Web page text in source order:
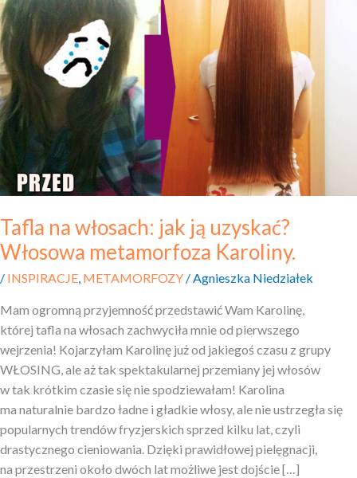
Tafla na włosach: jak ją uzyskać?
Włosowa metamorfoza Karoliny.
/ INSPIRACJE, METAMORFOZY /Agnieszka Niedziałek
Mam ogromną przyjemność przedstawić Wam Karolinę,
której tafla na włosach zachwyciła mnie od pierwszego
wejrzenia! Kojarzyłam Karolinę już od jakiegoś czasu z grupy
WŁOSING, ale aż tak spektakularnej przemiany jej włosów
w tak krótkim czasie się nie spodziewałam! Karolina
ma naturalnie bardzo ładne i gładkie włosy, ale nie ustrzegła się
popularnych trendów fryzjerskich sprzed kilku lat, czyli
drastycznego cieniowania. Dzięki prawidłowej pielęgnacji,
na przestrzeni około dwóch lat możliwe jest dojście […]
jak
ją uzyskać?
Włosowa
metamorfoza
Karoliny.